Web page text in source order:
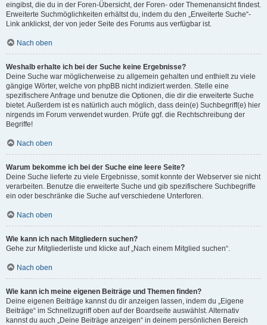
eingibst, die du in der Foren-Übersicht, der Foren- oder Themenansicht findest.
Erweiterte Suchmöglichkeiten erhältst du, indem du den „Erweiterte Suche“-
Link anklickst, der von jeder Seite des Forums aus verfügbar ist.
Nach oben
Weshalb erhalte ich bei der Suche keine Ergebnisse?
Deine Suche war möglicherweise zu allgemein gehalten und enthielt zu viele
gängige Wörter, welche von phpBB nicht indiziert werden. Stelle eine
spezifischere Anfrage und benutze die Optionen, die dir die erweiterte Suche
bietet. Außerdem ist es natürlich auch möglich, dass dein(e) Suchbegriff(e) hier
nirgends im Forum verwendet wurden. Prüfe ggf. die Rechtschreibung der
Begriffe!
Nach oben
Warum bekomme ich bei der Suche eine leere Seite?
Deine Suche lieferte zu viele Ergebnisse, somit konnte der Webserver sie nicht
verarbeiten. Benutze die erweiterte Suche und gib spezifischere Suchbegriffe
ein oder beschränke die Suche auf verschiedene Unterforen.
Nach oben
Wie kann ich nach Mitgliedern suchen?
Gehe zur Mitgliederliste und klicke auf „Nach einem Mitglied suchen“.
Nach oben
Wie kann ich meine eigenen Beiträge und Themen finden?
Deine eigenen Beiträge kannst du dir anzeigen lassen, indem du „Eigene
Beiträge“ im Schnellzugriff oben auf der Boardseite auswählst. Alternativ
kannst du auch „Deine Beiträge anzeigen“ in deinem persönlichen Bereich